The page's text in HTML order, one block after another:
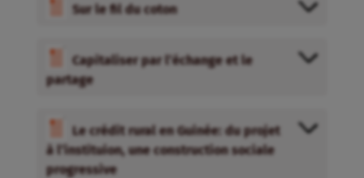
Sur le fil du coton
Capitaliser par l’échange et le
partage
Le crédit rural en Guinée: du projet
à l’instituion, une construction sociale
progressive